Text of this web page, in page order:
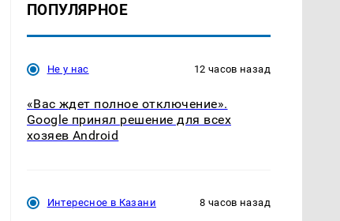
ПОПУЛЯРНОЕ
Не у нас 12 часов назад
«Вас ждет полное отключение».
Google принял решение для всех
хозяев Android
Интересное в Казани 8 часов назад